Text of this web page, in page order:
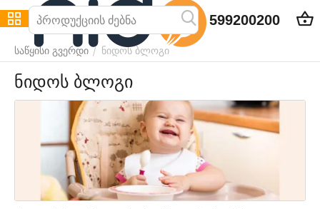
599200200
საწყისი გვერდი / ნიდოს ბლოგი
ნიდოს ბლოგი